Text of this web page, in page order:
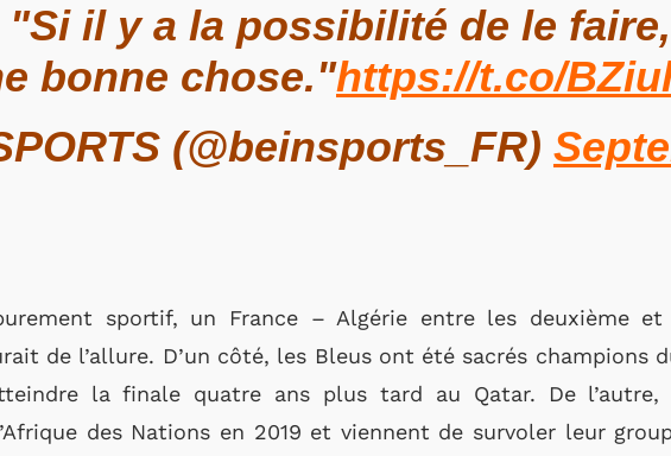
il y a la possibilité de le
bonne chose."https://t.co/
(@beinsports_FR)
sportif, un France – Algérie entre les deuxième
de l’allure. D’un côté, les Bleus ont été sacrés champions
la finale quatre ans plus tard au Qatar. De l’autre,
des Nations en 2019 et viennent de survoler leur